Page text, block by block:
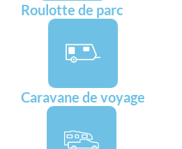
Roulotte de parc
Caravane de voyage